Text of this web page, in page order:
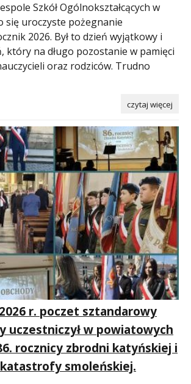
Szkół Ogólnokształcących w
się uroczyste pożegnanie
2026. Był to dzień wyjątkowy i
który na długo pozostanie w pamięci
oraz rodziców. Trudno
czytaj więcej
r. poczet sztandarowy
uczestniczył w powiatowych
rocznicy zbrodni katyńskiej i
smoleńskiej.